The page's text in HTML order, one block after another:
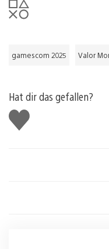
gamescom 2025 Valor
Hat dir das gefallen?
Gefällt
mir